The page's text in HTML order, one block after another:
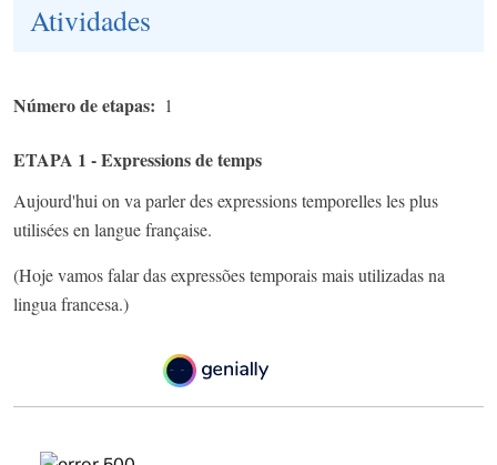
Atividades
Número de etapas 1
ETAPA 1 - Expressions de temps
Aujourd'hui on va parler des expressions temporelles les plus
utilisées en langue française.
(Hoje vamos falar das expressões temporais mais utilizadas na
lingua francesa.)